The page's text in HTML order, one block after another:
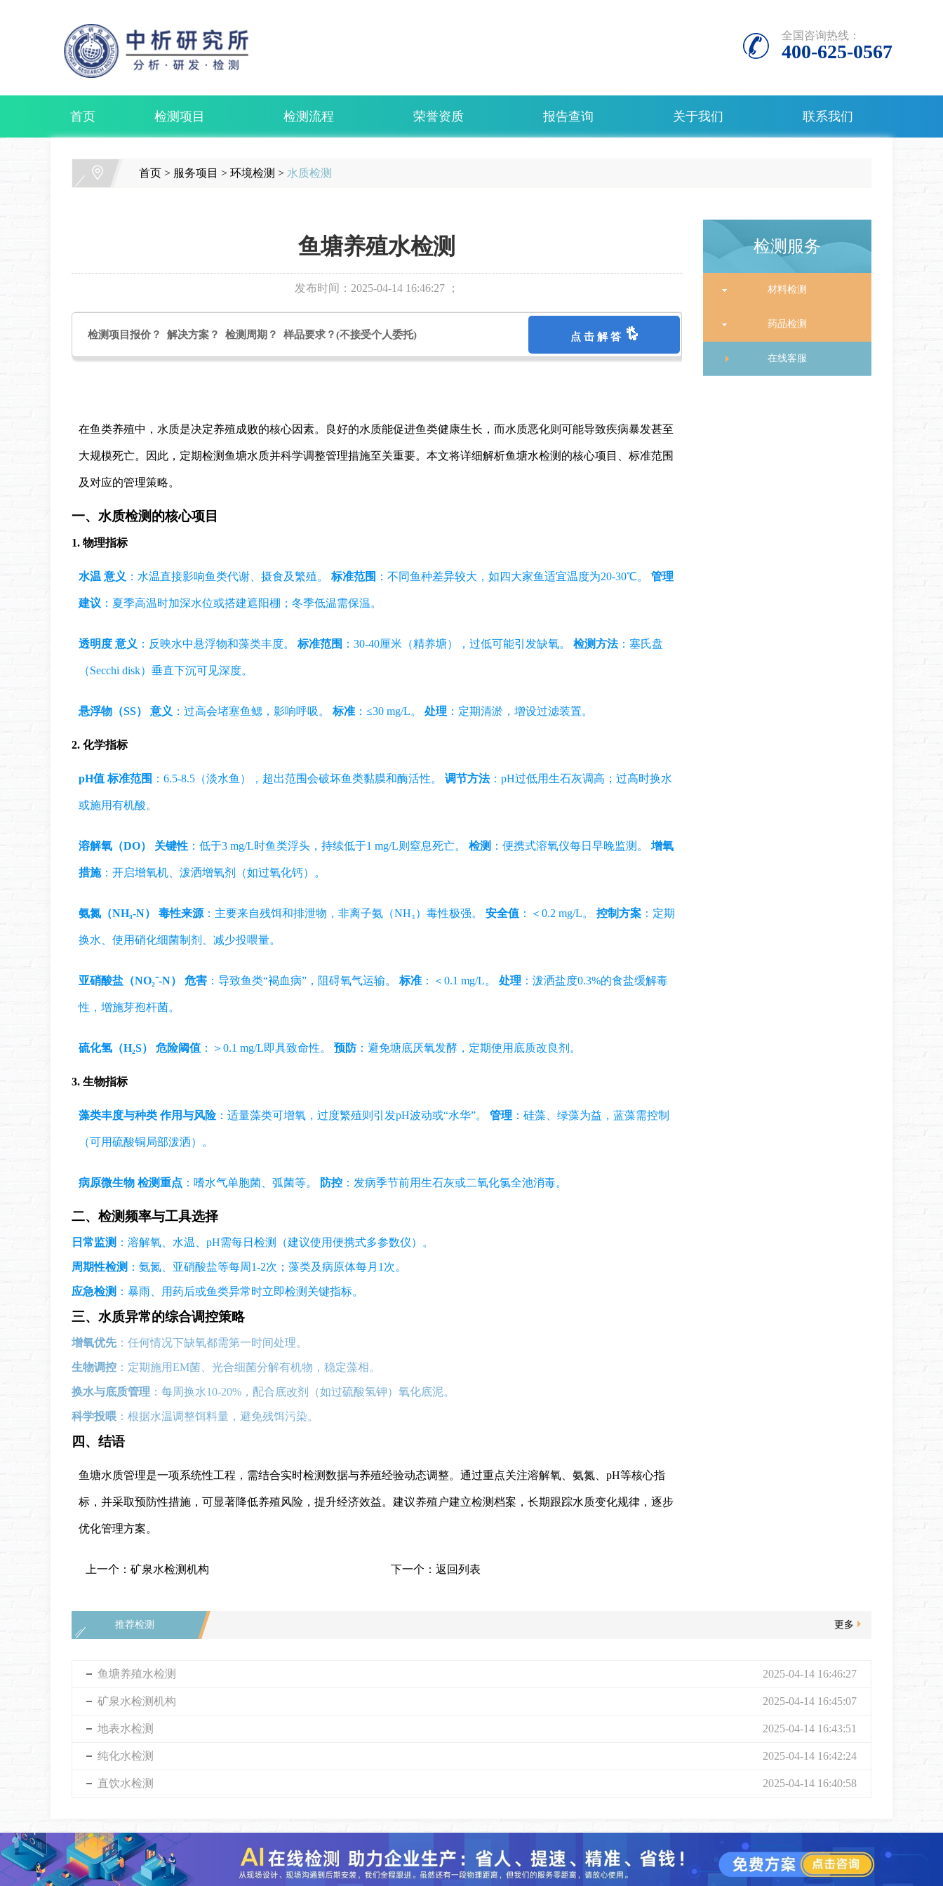
全国咨询热线：
400-625-0567
首页 检测项目 检测流程 荣誉资质 报告查询 关于我们 联系我们
首页 > 服务项目 > 环境检测 > 水质检测
检测服务
材料检测
药品检测
在线客服
鱼塘养殖水检测
发布时间： 2025-04-14 16:46:27 ；
检测项目报价？ 解决方案？ 检测周期？ 样品要求？(不接受个人委托) 点 击 解 答
在鱼类养殖中，水质是决定养殖成败的核心因素。良好的水质能促进鱼类健康生长，而水质恶化则可能导致疾病暴发甚至
大规模死亡。因此，定期检测鱼塘水质并科学调整管理措施至关重要。本文将详细解析鱼塘水检测的核心项目、标准范围
及对应的管理策略。
一、水质检测的核心项目
1. 物理指标
水温 意义 ：水温直接影响鱼类代谢、摄食及繁殖。 标准范围 ：不同鱼种差异较大，如四大家鱼适宜温度为20-30℃。 管理
建议 ：夏季高温时加深水位或搭建遮阳棚；冬季低温需保温。
透明度 意义 ：反映水中悬浮物和藻类丰度。 标准范围 ：30-40厘米（精养塘），过低可能引发缺氧。 检测方法：塞氏盘
（Secchi disk）垂直下沉可见深度。
悬浮物（SS） 意义 ：过高会堵塞鱼鳃，影响呼吸。 标准 ：≤30 mg/L。 处理 ：定期清淤，增设过滤装置。
2. 化学指标
pH值 标准范围 ：6.5-8.5（淡水鱼），超出范围会破坏鱼类黏膜和酶活性。 调节方法：pH过低用生石灰调高；过高时换水
或施用有机酸。
溶解氧（DO） 关键性 ：低于3 mg/L时鱼类浮头，持续低于1 mg/L则窒息死亡。 检测 ：便携式溶氧仪每日早晚监测。 增氧
措施：开启增氧机、泼洒增氧剂（如过氧化钙）。
氨氮（NH₃-N） 毒性来源 ：主要来自残饵和排泄物，非离子氨（NH₃）毒性极强。 安全值 ：＜0.2 mg/L。 控制方案 ：定期
换水、使用硝化细菌制剂、减少投喂量。
亚硝酸盐（NO₂⁻-N） 危害 ：导致鱼类“褐血病”，阻碍氧气运输。 标准 ：＜0.1 mg/L。 处理 ：泼洒盐度0.3%的食盐缓解毒
性，增施芽孢杆菌。
硫化氢（H₂S） 危险阈值 ：＞0.1 mg/L即具致命性。 预防：避免塘底厌氧发酵，定期使用底质改良剂。
3. 生物指标
藻类丰度与种类 作用与风险：适量藻类可增氧，过度繁殖则引发pH波动或“水华”。 管理 ：硅藻、绿藻为益，蓝藻需控制
（可用硫酸铜局部泼洒）。
病原微生物 检测重点 ：嗜水气单胞菌、弧菌等。 防控 ：发病季节前用生石灰或二氧化氯全池消毒。
二、检测频率与工具选择
日常监测 ：溶解氧、水温、pH需每日检测（建议使用便携式多参数仪）。
周期性检测 ：氨氮、亚硝酸盐等每周1-2次；藻类及病原体每月1次。
应急检测 ：暴雨、用药后或鱼类异常时立即检测关键指标。
三、水质异常的综合调控策略
增氧优先：任何情况下缺氧都需第一时间处理。
生物调控 ：定期施用EM菌、光合细菌分解有机物，稳定藻相。
换水与底质管理 ：每周换水10-20%，配合底改剂（如过硫酸氢钾）氧化底泥。
科学投喂 ：根据水温调整饵料量，避免残饵污染。
四、结语
鱼塘水质管理是一项系统性工程，需结合实时检测数据与养殖经验动态调整。通过重点关注溶解氧、氨氮、pH等核心指
标，并采取预防性措施，可显著降低养殖风险，提升经济效益。建议养殖户建立检测档案，长期跟踪水质变化规律，逐步
优化管理方案。
上一个： 矿泉水检测机构 下一个： 返回列表
更多
推荐检测
2025-04-14 16:46:27
鱼塘养殖水检测
2025-04-14 16:45:07
矿泉水检测机构
2025-04-14 16:43:51
地表水检测
2025-04-14 16:42:24
纯化水检测
2025-04-14 16:40:58
直饮水检测